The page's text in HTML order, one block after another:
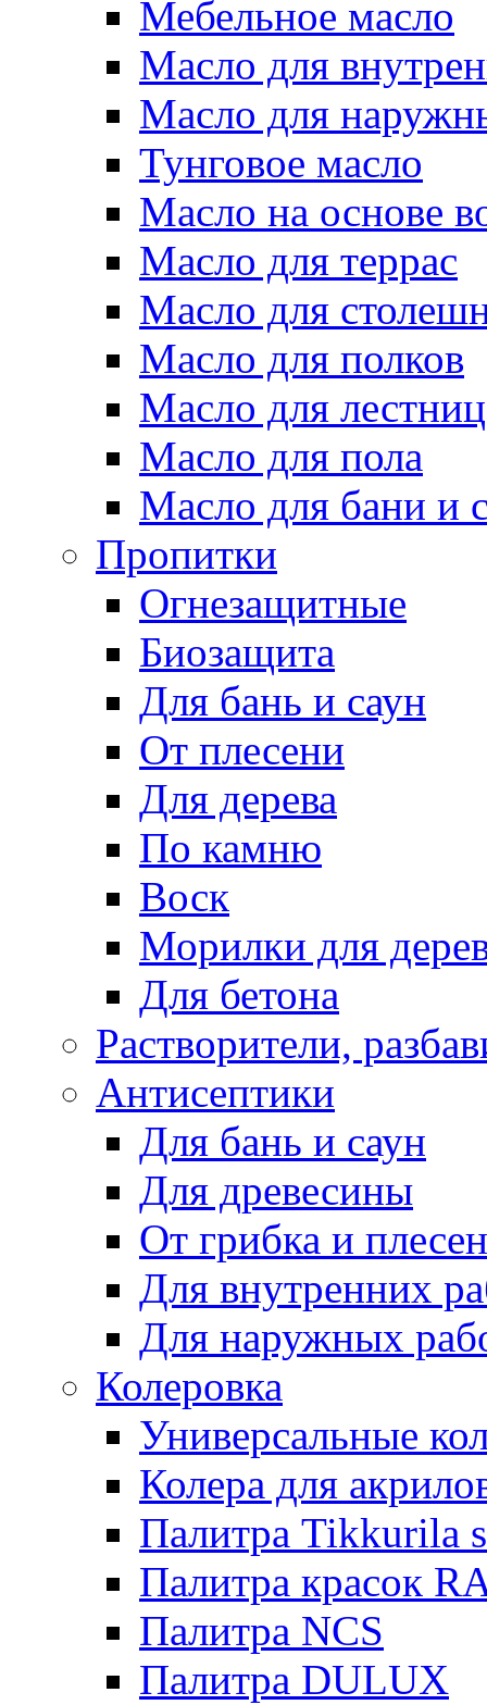
Мебельное масло
Масло для
Масло для
Тунговое масло
Масло на основе
Масло для террас
Масло для
Масло для полков
Масло для лестниц
Масло для пола
Масло для бани и
Пропитки
Огнезащитные
Биозащита
Для бань и саун
От плесени
Для дерева
По камню
Воск
Морилки для
Для бетона
Растворители,
Антисептики
Для бань и саун
Для древесины
От грибка и
Для внутренних
Для наружных
Колеровка
Универсальные
Колера для
Палитра Tikkurila
Палитра красок
Палитра NCS
Палитра DULUX